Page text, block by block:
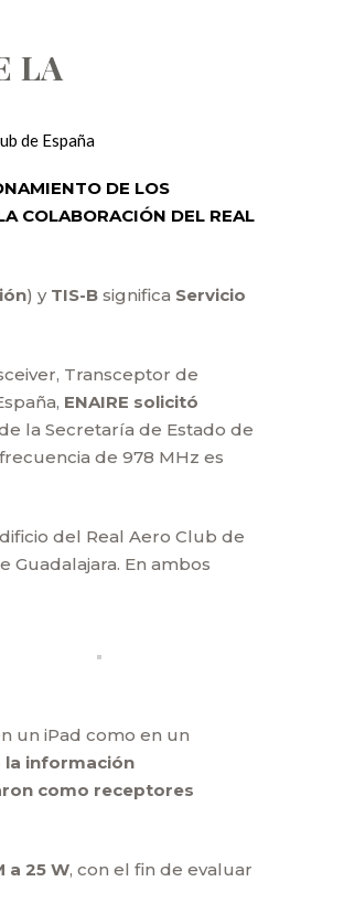
LA
de España
DE LOS
COLABORACIÓN DEL REAL
) y TIS-B significa Servicio
Transceptor de
ENAIRE solicitó
la Secretaría de Estado de
de 978 MHz es
del Real Aero Club de
En ambos
un iPad como en un
la información
como receptores
a 25 W, con el fin de evaluar